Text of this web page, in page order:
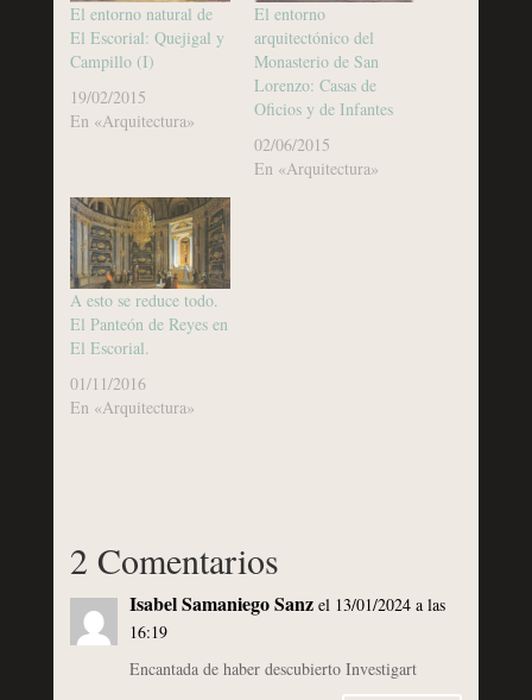
El entorno natural de
El Escorial: Quejigal y
Campillo (I)
19/02/2015
En «Arquitectura»
El entorno
arquitectónico del
Monasterio de San
Lorenzo: Casas de
Oficios y de Infantes
02/06/2015
En «Arquitectura»
A esto se reduce todo.
El Panteón de Reyes en
El Escorial.
01/11/2016
En «Arquitectura»
2 Comentarios
Isabel Samaniego Sanz el 13/01/2024 a las
16:19
Encantada de haber descubierto Investigart